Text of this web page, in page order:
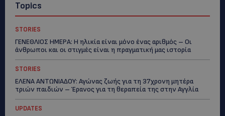
Topics
STORIES
ΓΕΝΕΘΛΙΟΣ ΗΜΕΡΑ: Η ηλικία είναι μόνο ένας αριθμός – Οι
άνθρωποι και οι στιγμές είναι η πραγματική μας ιστορία
STORIES
ΕΛΕΝΑ ΑΝΤΩΝΙΑΔΟΥ: Αγώνας ζωής για τη 37χρονη μητέρα
τριών παιδιών – Έρανος για τη θεραπεία της στην Αγγλία
UPDATES